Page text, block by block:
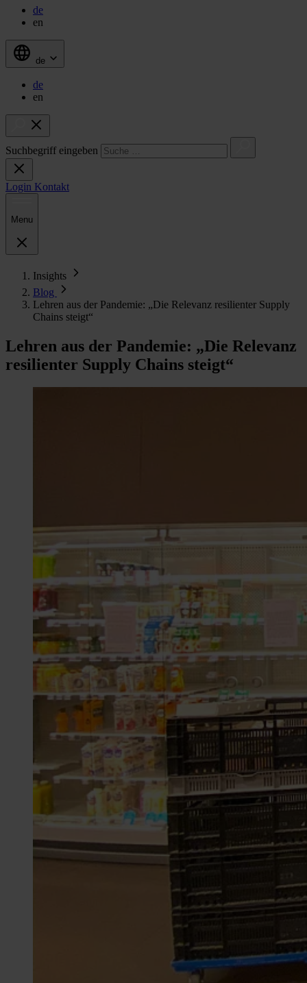
de
en
de
de
en
Suchbegriff eingeben
Login Kontakt
Menu
Insights
Blog
Lehren aus der Pandemie: „Die Relevanz resilienter Supply
Chains steigt“
Lehren aus der Pandemie: „Die Relevanz
resilienter Supply Chains steigt“